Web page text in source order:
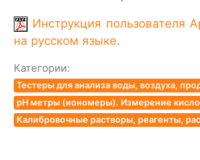
Инструкция пользователя
на русском языке.
Категории:
Тестеры для анализа воды, воздуха,
pH метры (иономеры). Измерение
Калибровочные растворы, реагенты,